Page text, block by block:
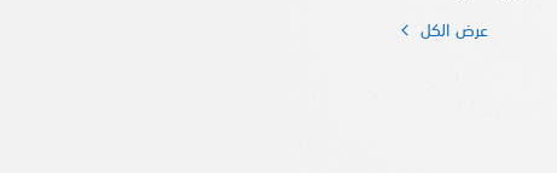
عرض الكل